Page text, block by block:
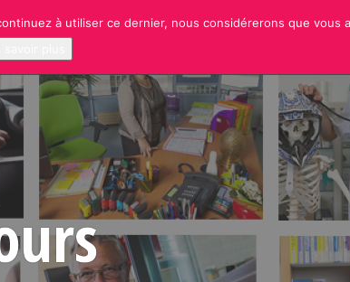
UTBM S’INSCRIRE À LA NEWSLETTER
à utiliser ce dernier, nous considérerons que vous